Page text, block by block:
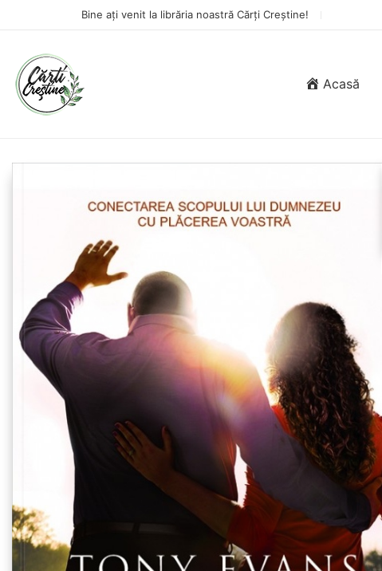
Bine ați venit la librăria noastră Cărți Creștine!
Acasă